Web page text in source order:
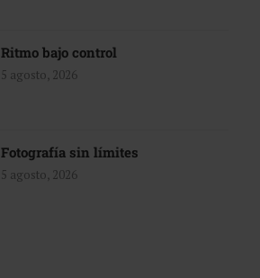
Ritmo bajo control
5 agosto, 2026
Fotografía sin límites
5 agosto, 2026